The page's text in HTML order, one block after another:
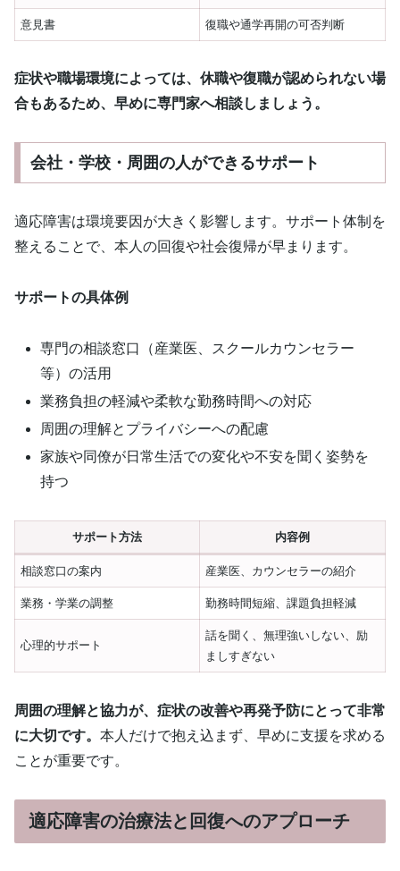
意見書 復職や通学再開の可否判断
症状や職場環境によっては、休職や復職が認められない場
合もあるため、早めに専門家へ相談しましょう。
会社・学校・周囲の人ができるサポート
適応障害は環境要因が大きく影響します。サポート体制を
整えることで、本人の回復や社会復帰が早まります。
サポートの具体例
専門の相談窓口（産業医、スクールカウンセラー
等）の活用
業務負担の軽減や柔軟な勤務時間への対応
周囲の理解とプライバシーへの配慮
家族や同僚が日常生活での変化や不安を聞く姿勢を
持つ
サポート方法 内容例
相談窓口の案内 産業医、カウンセラーの紹介
業務・学業の調整 勤務時間短縮、課題負担軽減
心理的サポート
話を聞く、無理強いしない、励
ましすぎない
周囲の理解と協力が、症状の改善や再発予防にとって非常
に大切です。 本人だけで抱え込まず、早めに支援を求める
ことが重要です。
適応障害の治療法と回復へのアプローチ